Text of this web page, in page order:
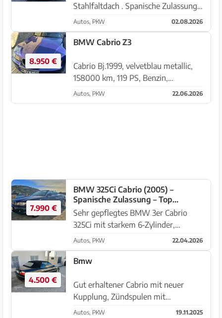
Stahlfaltdach . Spanische Zulassung,
9/2017, 127.000km, Head up Display,
Harmon Cardon Soundsystem, DAB
Radio, Elektro Anhängerkupplung
...
Autos, PKW 02.08.2026
8.950 €
BMW Cabrio Z3
Cabrio Bj.1999, velvetblau metallic,
158000 km, 119 PS, Benzin,
Schaltgetriebe, Leder, TÜV 2/28,,
Windschott, elektr. FH, Alufelgen,
Autos, PKW 22.06.2026
7.990 €
BMW 325Ci Cabrio (2005) –
Spanische Zulassung – Top
gepflegt – 7.990 € VB
Sehr gepflegtes BMW 3er Cabrio
325Ci mit starkem 6‑Zylinder,
frischem TÜV und aktueller
Inspektion. Perfekt für Mallorca –
offen fahren, zuverlässige Technik,
Technisc...
Autos, PKW 22.04.2026
4.500 €
Bmw
Gut erhaltener Cabrio mit neuer
Kupplung, Zündspulen mit
Zündkerzen. Klima, elektrisches
Autos, PKW 19.11.2025